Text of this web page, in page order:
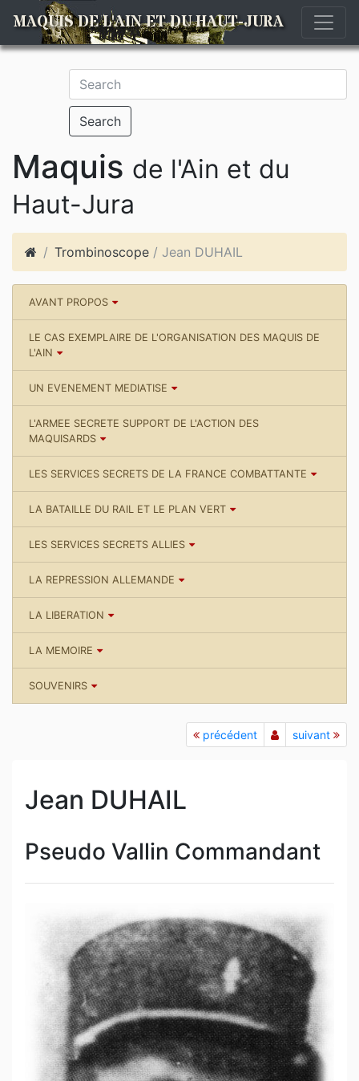
MAQUIS DE L'AIN ET DU HAUT-JURA
Search
Maquis de l'Ain et du
Haut-Jura
Trombinoscope / Jean DUHAIL
AVANT PROPOS
LE CAS EXEMPLAIRE DE L'ORGANISATION DES MAQUIS DE
L'AIN
UN EVENEMENT MEDIATISE
L'ARMEE SECRETE SUPPORT DE L'ACTION DES
MAQUISARDS
LES SERVICES SECRETS DE LA FRANCE COMBATTANTE
LA BATAILLE DU RAIL ET LE PLAN VERT
LES SERVICES SECRETS ALLIES
LA REPRESSION ALLEMANDE
LA LIBERATION
LA MEMOIRE
SOUVENIRS
précédent suivant
Jean DUHAIL
Pseudo Vallin Commandant